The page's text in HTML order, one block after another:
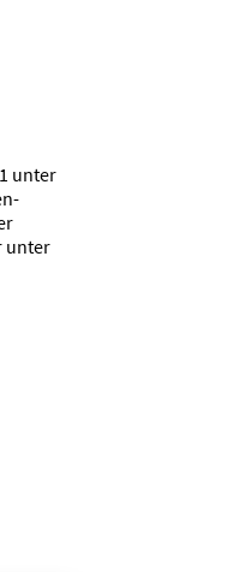
unter
unter